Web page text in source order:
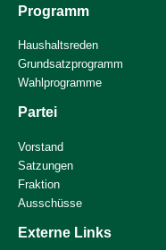
Programm
Haushaltsreden
Grundsatzprogramm
Wahlprogramme
Partei
Vorstand
Satzungen
Fraktion
Ausschüsse
Externe Links